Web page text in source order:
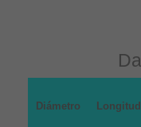
Diámetro Longitud